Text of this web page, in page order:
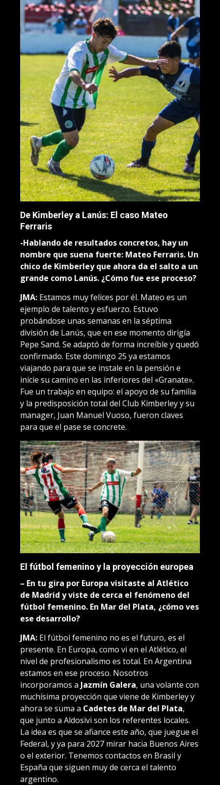
De Kimberley a Lanús: El caso Mateo
Ferraris
-Hablando de resultados concretos, hay un
nombre que suena fuerte: Mateo Ferraris. Un
chico de Kimberley que ahora da el salto a un
grande como Lanús. ¿Cómo fue ese proceso?
JMA: Estamos muy felices por él. Mateo es un
ejemplo de talento y esfuerzo. Estuvo
probándose unas semanas en la séptima
división de Lanús, que en ese momento dirigía
Pepe Sand. Se adaptó de forma increíble y quedó
confirmado. Este domingo 25 ya estamos
viajando para que se instale en la pensión e
inicie su camino en las inferiores del «Granate».
Fue un trabajo en equipo: el apoyo de su familia
y la predisposición total del Club Kimberley y su
manager, Juan Manuel Vuoso, fueron claves
para que el pase se concrete.
El fútbol femenino y la proyección europea
– En tu gira por Europa visitaste al Atlético
de Madrid y viste de cerca el fenómeno del
fútbol femenino. En Mar del Plata, ¿cómo ves
ese desarrollo?
JMA: El fútbol femenino no es el futuro, es el
presente. En Europa, como vi en el Atlético, el
nivel de profesionalismo es total. En Argentina
estamos en ese proceso. Nosotros
incorporamos a Jazmín Galera, una volante con
muchísima proyección que viene de Kimberley y
ahora se suma a Cadetes de Mar del Plata,
que junto a Aldosivi son los referentes locales.
La idea es que se afiance este año, que juegue el
Federal, y ya para 2027 mirar hacia Buenos Aires
o el exterior. Tenemos contactos en Brasil y
España que siguen muy de cerca el talento
argentino.